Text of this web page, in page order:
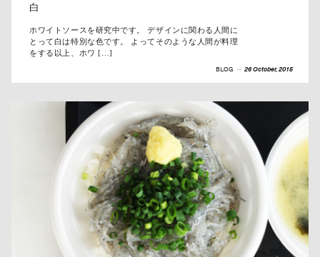
白
ホワイトソースを研究中です。 デザインに関わる人間に
とって白は特別な色です。 よってそのような人間が料理
をする以上、ホワ […]
BLOG -- 26 October, 2015